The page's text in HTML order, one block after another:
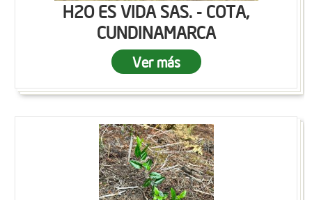
H2O ES VIDA SAS. - COTA,
CUNDINAMARCA
Ver más